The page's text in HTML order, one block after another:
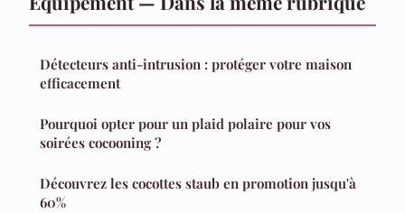
Détecteurs anti-intrusion : protéger votre maison
efficacement
Pourquoi opter pour un plaid polaire pour vos
soirées cocooning ?
Découvrez les cocottes staub en promotion jusqu'à
60%